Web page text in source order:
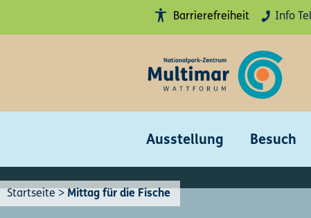
Barrierefreiheit
Kontraste
anschalten
Erklärung
Gebärdensprache
Leichte
Info
Ausstellung Besuch
Startseite > Mittag für die Fische